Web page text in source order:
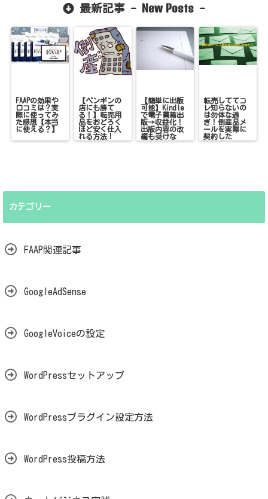
最新記事 - New Posts -
FAAPの効果や
口コミは？実
際に使ってみ
た感想【本当
に使える？】
【ペンギンの
店にも勝て
る！】転売用
品をおどろく
ほど安く仕入
れる方法！
【簡単に出版
可能】Kindle
で電子書籍出
版→収益化！
出版内容の改
編も受けな
い！
転売しててコ
レ知らないの
は勿体な過
ぎ！倒産品メ
ールを実際に
契約した
ら！？
カテゴリー
FAAP関連記事
GoogleAdSense
GoogleVoiceの設定
WordPressセットアップ
WordPressプラグイン設定方法
WordPress投稿方法